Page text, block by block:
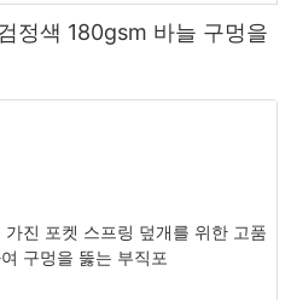
정색 180gsm 바늘 구멍을